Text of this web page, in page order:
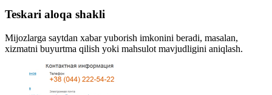
Teskari aloqa shakli
Mijozlarga saytdan xabar yuborish imkonini beradi, masalan,
xizmatni buyurtma qilish yoki mahsulot mavjudligini aniqlash.